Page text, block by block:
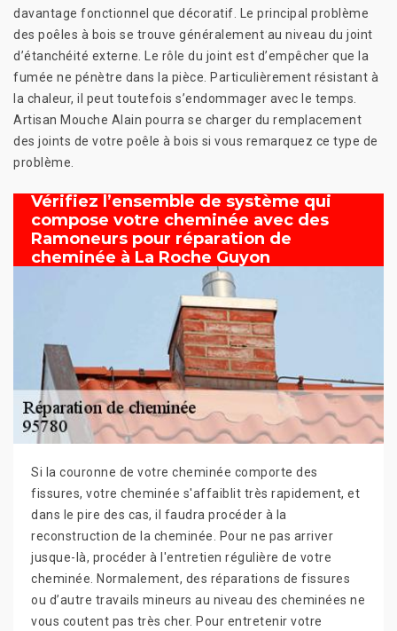
davantage fonctionnel que décoratif. Le principal problème
des poêles à bois se trouve généralement au niveau du joint
d’étanchéité externe. Le rôle du joint est d’empêcher que la
fumée ne pénètre dans la pièce. Particulièrement résistant à
la chaleur, il peut toutefois s’endommager avec le temps.
Artisan Mouche Alain pourra se charger du remplacement
des joints de votre poêle à bois si vous remarquez ce type de
problème.
Vérifiez l’ensemble de système qui
compose votre cheminée avec des
Ramoneurs pour réparation de
cheminée à La Roche Guyon
Si la couronne de votre cheminée comporte des
fissures, votre cheminée s'affaiblit très rapidement, et
dans le pire des cas, il faudra procéder à la
reconstruction de la cheminée. Pour ne pas arriver
jusque-là, procéder à l'entretien régulière de votre
cheminée. Normalement, des réparations de fissures
ou d’autre travails mineurs au niveau des cheminées ne
vous coutent pas très cher. Pour entretenir votre